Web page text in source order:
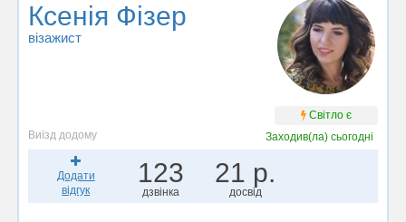
Ксенія Фізер
візажист
Світло є
Виїзд додому
Заходив(ла)сьогодні
Додати
відгук
123
дзвінка
21 р.
досвід